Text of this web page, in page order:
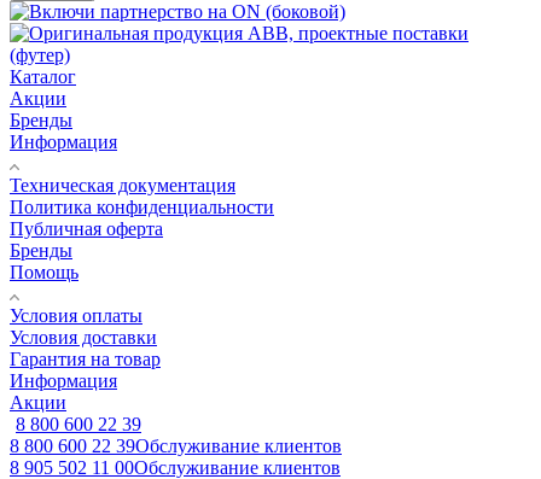
Каталог
Акции
Бренды
Информация
Техническая документация
Политика конфиденциальности
Публичная оферта
Бренды
Помощь
Условия оплаты
Условия доставки
Гарантия на товар
Информация
Акции
8 800 600 22 39
8 800 600 22 39Обслуживание клиентов
8 905 502 11 00Обслуживание клиентов